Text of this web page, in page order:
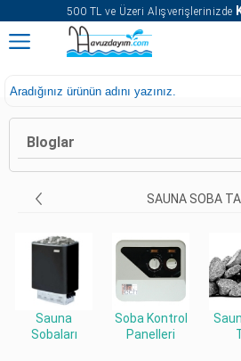
500 TL ve Üzeri Alışverişlerinizde
Bloglar
SAUNA SOBA
Sauna
Sobaları
Soba Kontrol
Panelleri